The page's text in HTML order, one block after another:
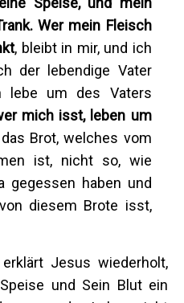
Wer mein Fleisch
, bleibt in mir, und ich
der lebendige Vater
lebe um des Vaters
mich isst, leben um
Brot, welches vom
ist, nicht so, wie
gegessen haben und
diesem Brote isst,
Jesus wiederholt,
und Sein Blut ein